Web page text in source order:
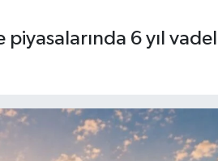
piyasalarında 6 yıl